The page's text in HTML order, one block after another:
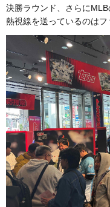
決勝ラウンド、さらに
熱視線を送っているのはフ